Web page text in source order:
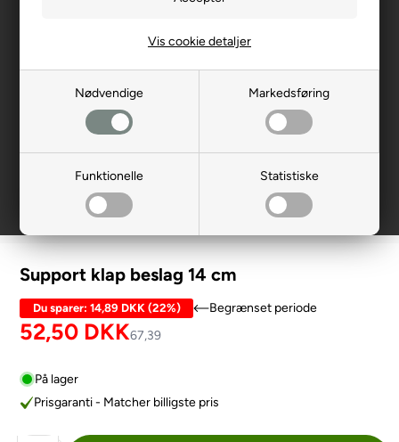
Nødvendige Markedsføring
Funktionelle Statistiske
Vis cookie detaljer
Support klap beslag 14 cm
Du sparer: 14,89 DKK (22%) Begrænset periode
52,50 DKK67,39
På lager
Prisgaranti - Matcher billigste pris